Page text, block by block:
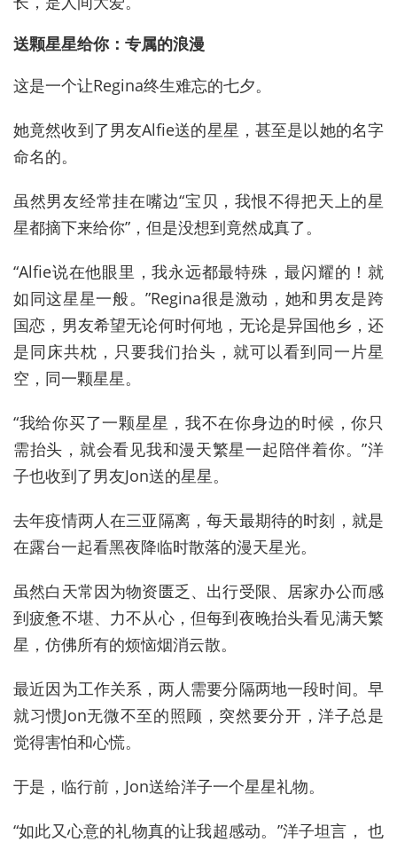
送颗星星给你：专属的浪漫
这是一个让Regina终生难忘的七夕。
她竟然收到了男友Alfie送的星星，甚至是以她的名字
命名的。
虽然男友经常挂在嘴边“宝贝，我恨不得把天上的星
星都摘下来给你”，但是没想到竟然成真了。
“Alfie说在他眼里，我永远都最特殊，最闪耀的！就
如同这星星一般。”Regina很是激动，她和男友是跨
国恋，男友希望无论何时何地，无论是异国他乡，还
是同床共枕，只要我们抬头，就可以看到同一片星
空，同一颗星星。
“我给你买了一颗星星，我不在你身边的时候，你只
需抬头，就会看见我和漫天繁星一起陪伴着你。”洋
子也收到了男友Jon送的星星。
去年疫情两人在三亚隔离，每天最期待的时刻，就是
在露台一起看黑夜降临时散落的漫天星光。
虽然白天常因为物资匮乏、出行受限、居家办公而感
到疲惫不堪、力不从心，但每到夜晚抬头看见满天繁
星，仿佛所有的烦恼烟消云散。
最近因为工作关系，两人需要分隔两地一段时间。早
就习惯Jon无微不至的照顾，突然要分开，洋子总是
觉得害怕和心慌。
于是，临行前，Jon送给洋子一个星星礼物。
“如此又心意的礼物真的让我超感动。”洋子坦言， 也